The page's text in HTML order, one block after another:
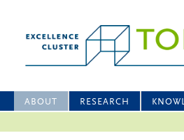
ABOUT RESEARCH